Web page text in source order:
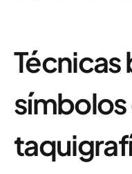
Técnicas
símbolos